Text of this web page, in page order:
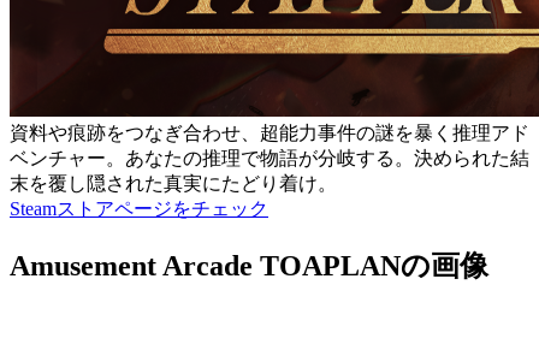
資料や痕跡をつなぎ合わせ、超能力事件の謎を暴く推理アド
ベンチャー。あなたの推理で物語が分岐する。決められた結
末を覆し隠された真実にたどり着け。
Steamストアページをチェック
Amusement Arcade TOAPLANの画像